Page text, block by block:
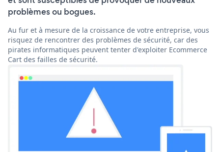
problèmes ou bogues.
Au fur et à mesure de la croissance de votre entreprise, vous
risquez de rencontrer des problèmes de sécurité, car des
pirates informatiques peuvent tenter d'exploiter Ecommerce
Cart des failles de sécurité.